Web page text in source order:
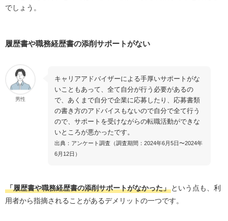
でしょう。
履歴書や職務経歴書の添削サポートがない
男性
キャリアアドバイザーによる手厚いサポートがな
いこともあって、全て自分が行う必要があるの
で、あくまで自分で企業に応募したり、応募書類
の書き方のアドバイスもないので自分で全て行う
ので、サポートを受けながらの転職活動ができな
いところが悪かったです。
出典：アンケート調査（調査期間：2024年6月5日〜2024年
6月12日）
「履歴書や職務経歴書の添削サポートがなかった」という点も、利
用者から指摘されることがあるデメリットの一つです。